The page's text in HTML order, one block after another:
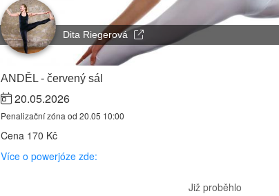
Dita Riegerová
ANDĚL - červený sál
20.05.2026
Penalizační zóna od 20.05 10:00
Cena 170 Kč
Více o powerjóze zde:
Již proběhlo